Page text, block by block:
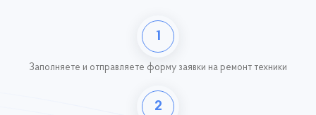
1
Заполняете и отправляете форму заявки на ремонт техники
2